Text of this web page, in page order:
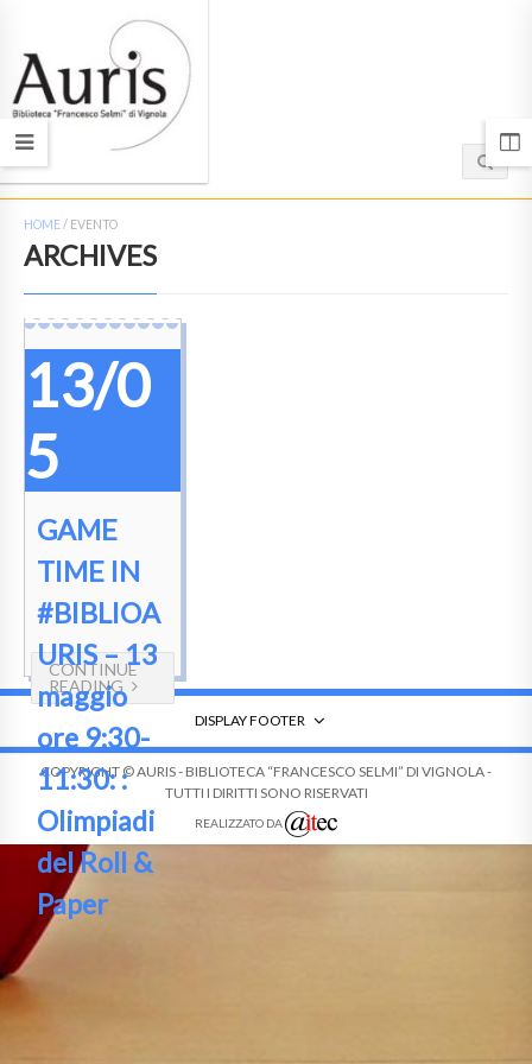
HOME/ EVENTO
ARCHIVES
13/0
5
GAME
TIME IN
#BIBLIOA
URIS – 13
maggio
ore 9:30-
11:30: :
Olimpiadi
del Roll &
Paper
CONTINUE
READING
DISPLAY FOOTER
COPYRIGHT © AURIS - BIBLIOTECA “FRANCESCO SELMI” DI VIGNOLA -
TUTTI I DIRITTI SONO RISERVATI
REALIZZATO DA